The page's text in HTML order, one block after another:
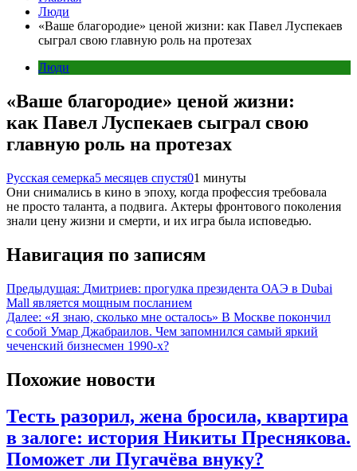
Люди
«Ваше благородие» ценой жизни: как Павел Луспекаев
сыграл свою главную роль на протезах
Люди
«Ваше благородие» ценой жизни:
как Павел Луспекаев сыграл свою
главную роль на протезах
Русская семерка5 месяцев спустя01 минуты
Они снимались в кино в эпоху, когда профессия требовала
не просто таланта, а подвига. Актеры фронтового поколения
знали цену жизни и смерти, и их игра была исповедью.
Навигация по записям
Предыдущая: Дмитриев: прогулка президента ОАЭ в Dubai
Mall является мощным посланием
Далее: «Я знаю, сколько мне осталось» В Москве покончил
с собой Умар Джабраилов. Чем запомнился самый яркий
чеченский бизнесмен 1990-х?
Похожие новости
Тесть разорил, жена бросила, квартира
в залоге: история Никиты Преснякова.
Поможет ли Пугачёва внуку?